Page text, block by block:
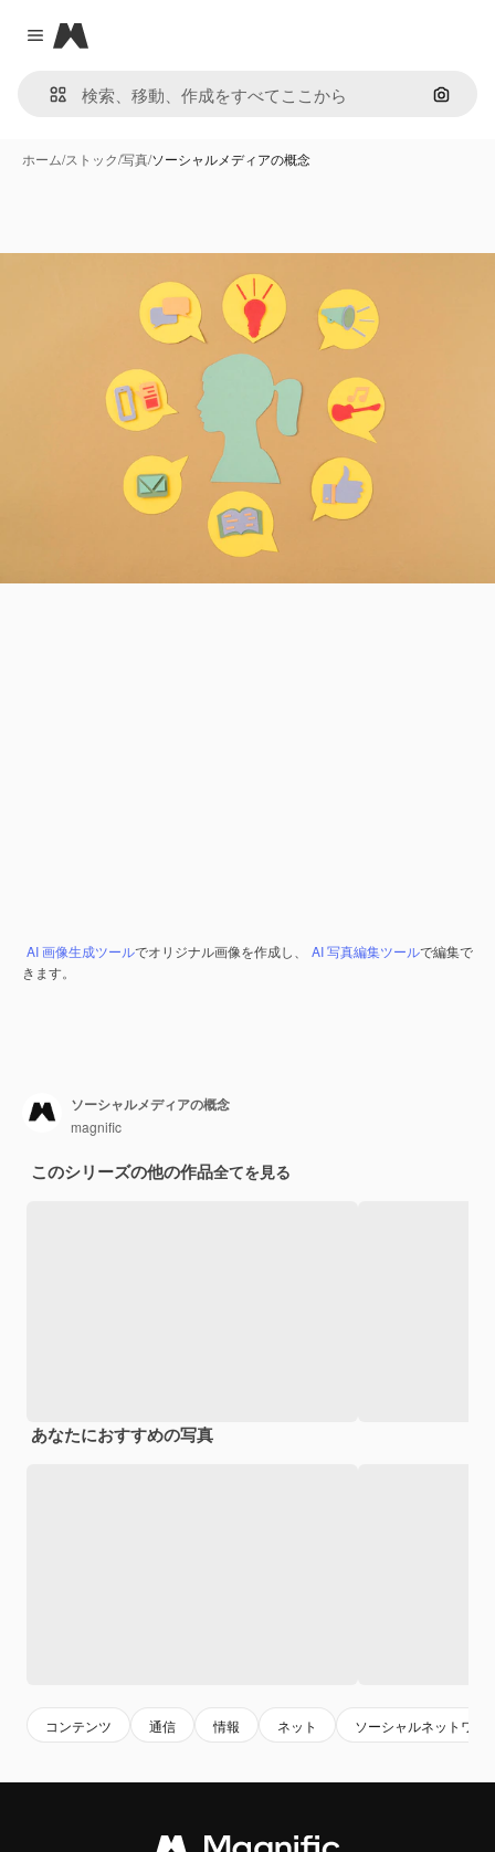
Close menu
Magnific
画像で
ホーム/ストック/写真/ソーシャルメディアの概念
AI 画像生成ツールでオリジナル画像を作成し、 AI 写真編集ツールで編集で
きます。
ソーシャルメディアの概念
magnific
このシリーズの他の作品全てを見る
あなたにおすすめの写真
コンテンツ 通信 情報 ネット ソーシャルネットワー